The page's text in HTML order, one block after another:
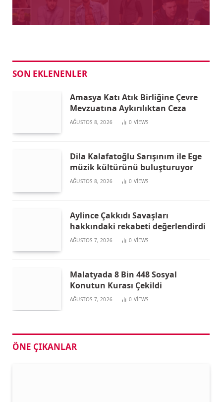
SON EKLENENLER
Amasya Katı Atık Birliğine Çevre
Mevzuatına Aykırılıktan Ceza
AĞUSTOS 8, 2026 0 VIEWS
Dila Kalafatoğlu Sarışınım ile Ege
müzik kültürünü buluşturuyor
AĞUSTOS 8, 2026 0 VIEWS
Aylince Çakkıdı Savaşları
hakkındaki rekabeti değerlendirdi
AĞUSTOS 7, 2026 0 VIEWS
Malatyada 8 Bin 448 Sosyal
Konutun Kurası Çekildi
AĞUSTOS 7, 2026 0 VIEWS
ÖNE ÇIKANLAR